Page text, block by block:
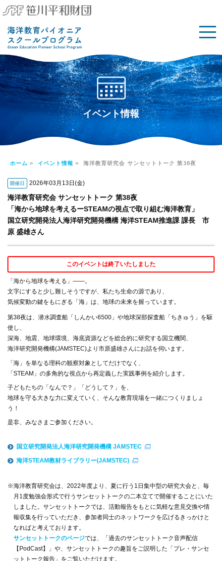
イベント情報
ホーム > イベント情報 > 海洋教育研究会 サンセットトーク 第38夜
開催日 2026年03月13日(金)
海洋教育研究会 サンセットトーク 第38夜
「海から地球を考えるーSTEAMの視点で取り組む海洋教育」
国立研究開発法人海洋研究開発機構 海洋STEAM推進課 課長 市
原 盛雄さん
このイベントは終了いたしました
「海から地球を考える」――。
文字にすると少し難しそうですが、私たち生命の源であり、
気候変動の鍵をもにぎる「海」は、地球の未来を握っています。
第38夜は、潜水調査船「しんかい6500」や地球深部探査船「ちきゅう」を駆
使し、
深海、地震、地球環境、海底資源などを総合的に研究する国立機関、
海洋研究開発機構(JAMSTEC)より市原盛雄さんにお話を伺います。
「海」を単なる理科の観察対象としてだけでなく、
「STEAM」の多角的な視点から再定義した実践事例を紹介します。
子どもたちの「なんで？」「どうして？」を、
地球を守る大きな力に変えていく、そんな教育現場を一緒につくりましょ
う！
是非、みなさまご参加ください。
国立研究開発法人海洋研究開発機構 JAMSTEC
海洋STEAM教材ライブラリー(JAMSTEC)
※海洋教育研究会は、2022年度より、夏に行う1日集中型の研究大会と、毎
月1度勉強会形式で行うサンセットトークの二本立てで開催することにいた
しました。サンセットトークでは、活動報告をもとに気軽な意見交換や情
報収集を行っていただき、参加者同士のネットワークを広げるきっかけと
なればと考えております。
サンセットトークのページでは、「過去のサンセットトーク音声配信
【PodCast】」や、サンセットトークの趣旨をご説明した「プレ・サンセ
ットトーク報告」をご覧いただけます。